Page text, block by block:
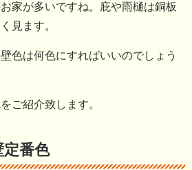
家が多いですね。庇や雨樋は銅板
見ます。
色は何色にすればいいのでしょう
ご紹介致します。
定番色